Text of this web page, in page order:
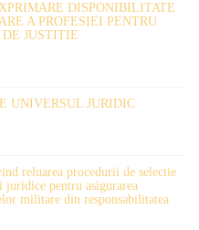
DISPONIBILITATE
A PROFESIEI PENTRU
JUSTITIE
UNIVERSUL JURIDIC
reluarea procedurii de selectie
juridice pentru asigurarea
militare din responsabilitatea